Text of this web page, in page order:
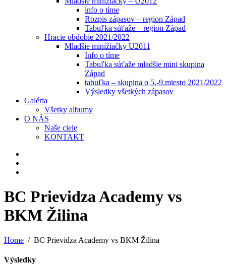
info o tíme
Rozpis zápasov – region Západ
Tabuľka súťaže – region Západ
Hracie obdobie 2021/2022
Mladšie minižiačky U2011
Info o tíme
Tabuľka súťaže mladšie mini skupina
Západ
tabuľka – skupina o 5.-9.miesto 2021/2022
Výsledky všetkých zápasov
Galéria
Všetky albumy
O NÁS
Naše ciele
KONTAKT
BC Prievidza Academy vs
BKM Žilina
Home BC Prievidza Academy vs BKM Žilina
Výsledky